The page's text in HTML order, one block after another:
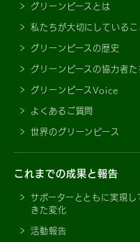
グリーンピースとは
私たちが大切にしているこ
グリーンピースの歴史
グリーンピースの協力者た
グリーンピースVoice
よくあるご質問
世界のグリーンピース
これまでの成果と報告
サポーターとともに実現し
きた変化
活動報告